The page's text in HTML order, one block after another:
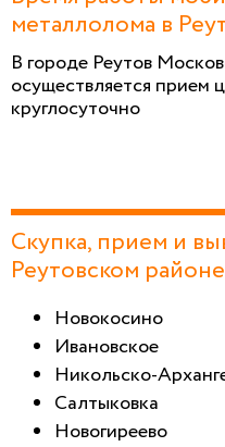
металлолома в
В городе Реутов
осуществляется прием
круглосуточно
Скупка, прием и
Реутовском
Новокосино
Ивановское
Никольско-
Салтыковка
Новогиреево